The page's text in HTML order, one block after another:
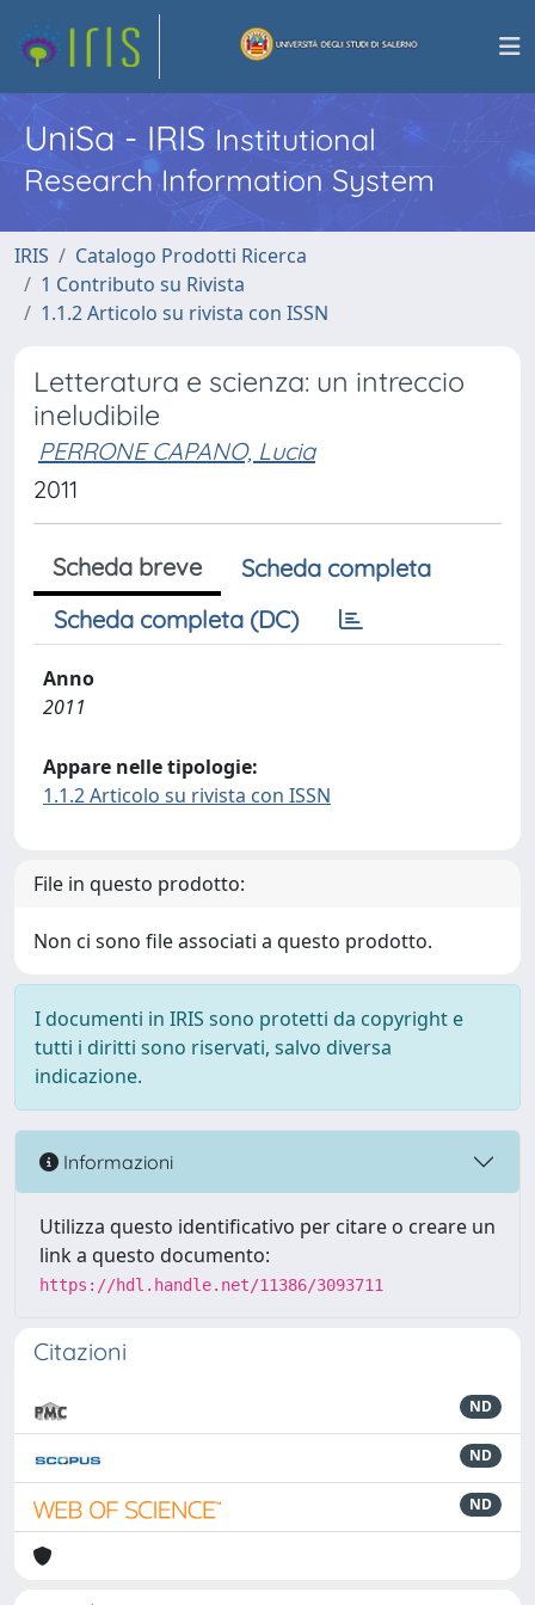
UniSa - IRISInstitutional
Research Information System
IRIS
Catalogo Prodotti Ricerca
1 Contributo su Rivista
1.1.2 Articolo su rivista con ISSN
Letteratura e scienza: un intreccio
ineludibile
PERRONE CAPANO, Lucia
2011
Scheda breve
Scheda completa
Scheda completa (DC)
Anno
2011
Appare nelle tipologie:
1.1.2 Articolo su rivista con ISSN
File in questo prodotto:
Non ci sono file associati a questo prodotto.
I documenti in IRIS sono protetti da copyright e
tutti i diritti sono riservati, salvo diversa
indicazione.
Informazioni
Utilizza questo identificativo per citare o creare un
link a questo documento:
https://hdl.handle.net/11386/3093711
Citazioni
ND
ND
ND